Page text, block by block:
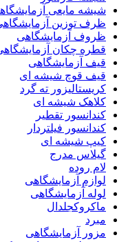
شیشه مایعی
ظرف توزین
ظروف آزمایشگاهی
قطره چکان
قیف آزمایشگاهی
قیف قوچ شیشه ای
کریستالیزور ته گرد
کلاهک شیشه ای
کندانسور تقطیر
کندانسور فیلتردار
کیپ شیشه ای
گیلاس مدرج
لام روده
لوازم آزمایشگاهی
لوله آزمایشگاهی
ماکروکجلدال
مبرد
مزور آزمایشگاهی